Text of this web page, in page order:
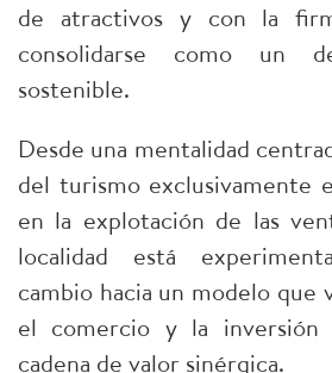
de atractivos y con la
consolidarse como un
sostenible.
Desde una mentalidad
del turismo exclusivamente
en la explotación de las
localidad está
cambio hacia un modelo que
el comercio y la inversión
cadena de valor sinérgica.